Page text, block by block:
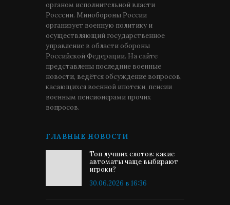
органом исполнительной власти
Росссии. Минобороны России
организует военную политику и
осуществляющий государственное
управление в области обороны
Российской Федерации. На сайте
представлены последние военные
новости, ведётся обсуждение вопросов,
касающихся военной ипотеки, пенсии
военным пенсионерами прочих
вопросов.
ГЛАВНЫЕ НОВОСТИ
Топ лучших слотов: какие
автоматы чаще выбирают
игроки?
30.06.2026 в 16:36